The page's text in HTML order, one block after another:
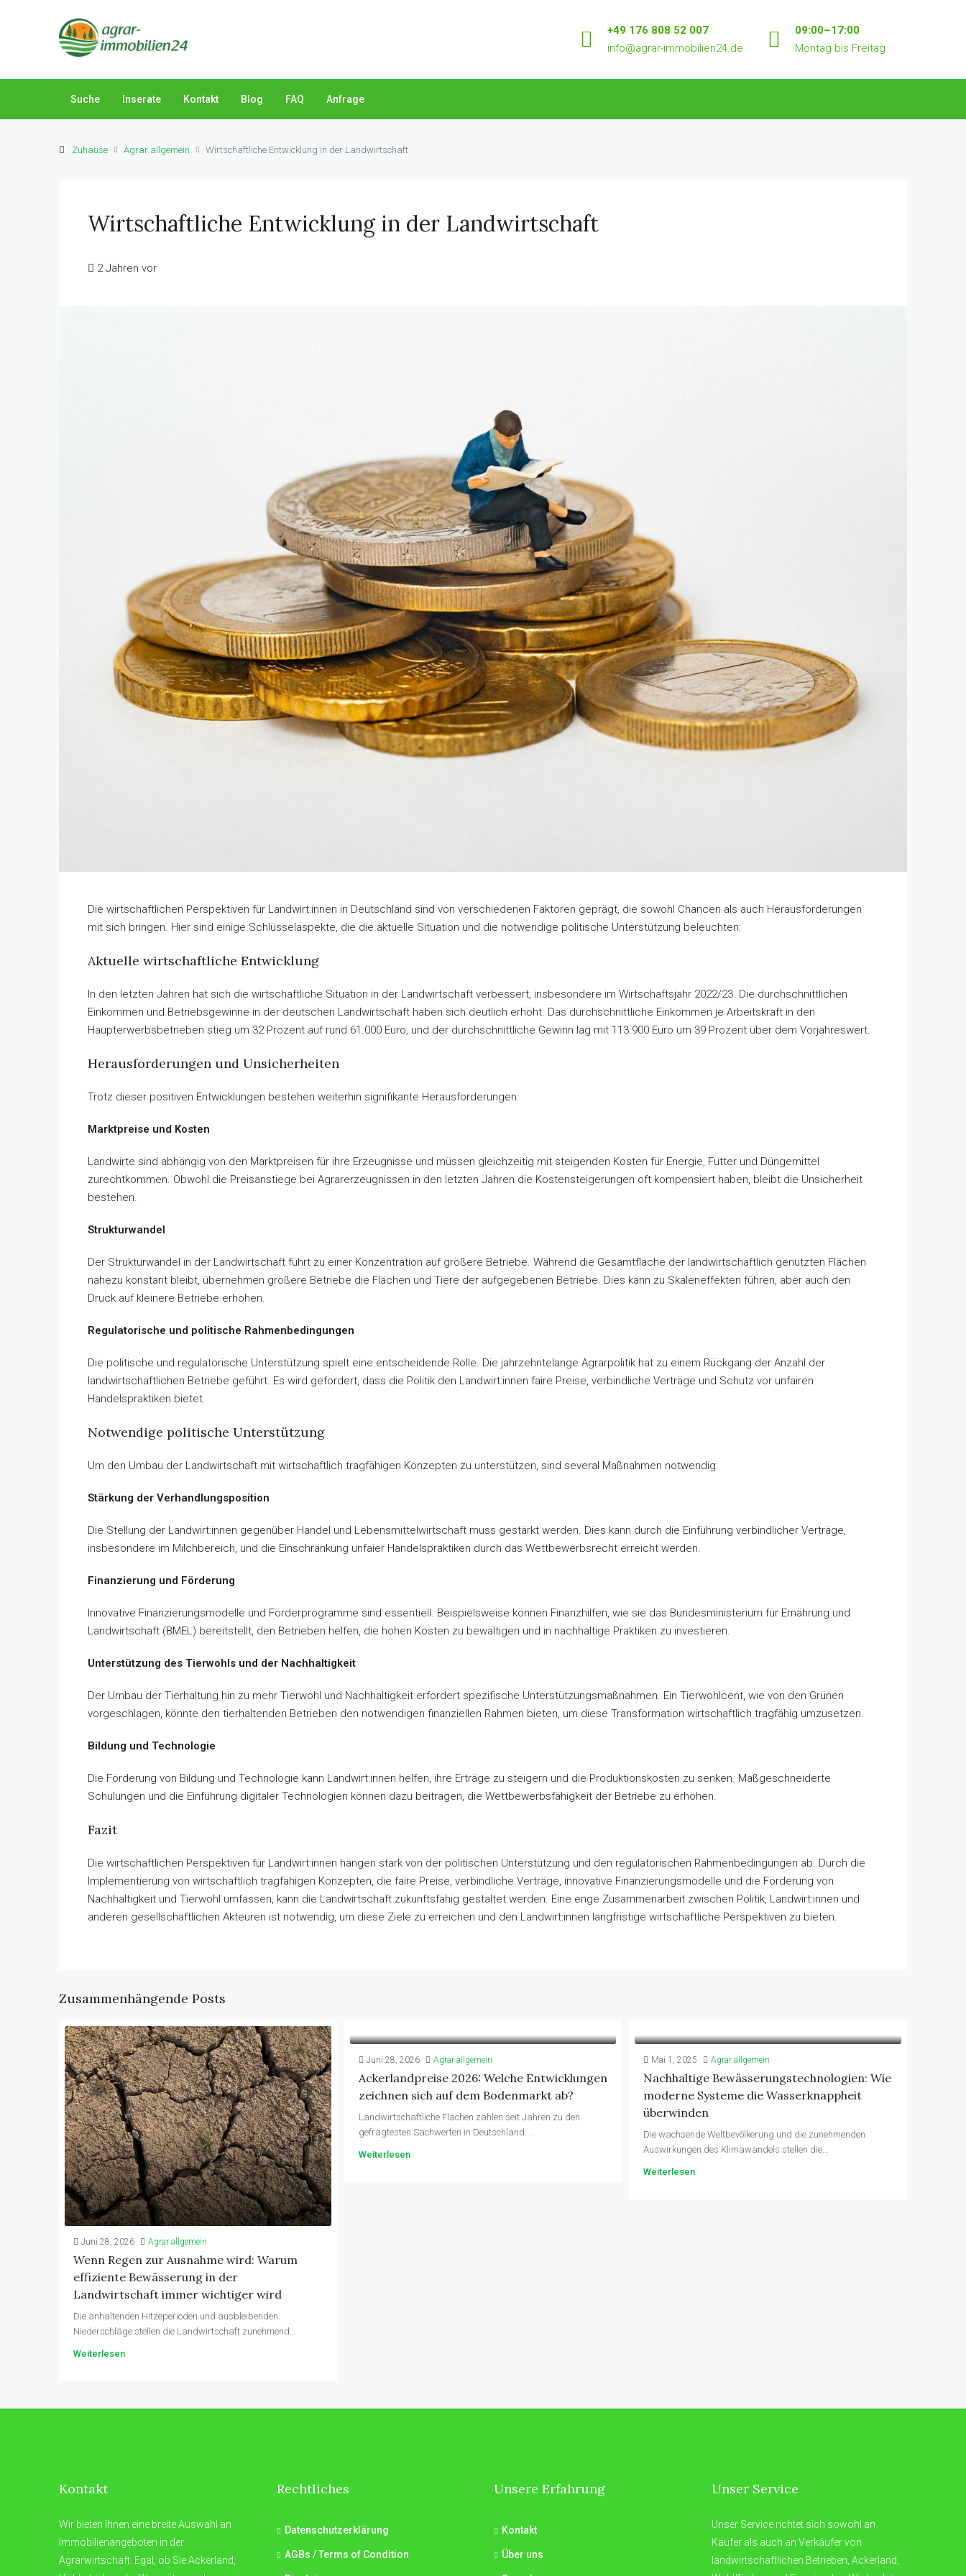
+49 176 808 52 007
info@agrar-immobilien24.de
09:00–17:00
Montag bis Freitag
Suche Inserate Kontakt Blog FAQ Anfrage
Zuhause Agrar allgemein Wirtschaftliche Entwicklung in der Landwirtschaft
Wirtschaftliche Entwicklung in der Landwirtschaft
2 Jahren vor
Die wirtschaftlichen Perspektiven für Landwirt:innen in Deutschland sind von verschiedenen Faktoren geprägt, die sowohl Chancen als auch Herausforderungen
mit sich bringen. Hier sind einige Schlüsselaspekte, die die aktuelle Situation und die notwendige politische Unterstützung beleuchten:
Aktuelle wirtschaftliche Entwicklung
In den letzten Jahren hat sich die wirtschaftliche Situation in der Landwirtschaft verbessert, insbesondere im Wirtschaftsjahr 2022/23. Die durchschnittlichen
Einkommen und Betriebsgewinne in der deutschen Landwirtschaft haben sich deutlich erhöht. Das durchschnittliche Einkommen je Arbeitskraft in den
Haupterwerbsbetrieben stieg um 32 Prozent auf rund 61.000 Euro, und der durchschnittliche Gewinn lag mit 113.900 Euro um 39 Prozent über dem Vorjahreswert.
Herausforderungen und Unsicherheiten
Trotz dieser positiven Entwicklungen bestehen weiterhin signifikante Herausforderungen:
Marktpreise und Kosten
Landwirte sind abhängig von den Marktpreisen für ihre Erzeugnisse und müssen gleichzeitig mit steigenden Kosten für Energie, Futter und Düngemittel
zurechtkommen. Obwohl die Preisanstiege bei Agrarerzeugnissen in den letzten Jahren die Kostensteigerungen oft kompensiert haben, bleibt die Unsicherheit
bestehen.
Strukturwandel
Der Strukturwandel in der Landwirtschaft führt zu einer Konzentration auf größere Betriebe. Während die Gesamtfläche der landwirtschaftlich genutzten Flächen
nahezu konstant bleibt, übernehmen größere Betriebe die Flächen und Tiere der aufgegebenen Betriebe. Dies kann zu Skaleneffekten führen, aber auch den
Druck auf kleinere Betriebe erhöhen.
Regulatorische und politische Rahmenbedingungen
Die politische und regulatorische Unterstützung spielt eine entscheidende Rolle. Die jahrzehntelange Agrarpolitik hat zu einem Rückgang der Anzahl der
landwirtschaftlichen Betriebe geführt. Es wird gefordert, dass die Politik den Landwirt:innen faire Preise, verbindliche Verträge und Schutz vor unfairen
Handelspraktiken bietet.
Notwendige politische Unterstützung
Um den Umbau der Landwirtschaft mit wirtschaftlich tragfähigen Konzepten zu unterstützen, sind several Maßnahmen notwendig:
Stärkung der Verhandlungsposition
Die Stellung der Landwirt:innen gegenüber Handel und Lebensmittelwirtschaft muss gestärkt werden. Dies kann durch die Einführung verbindlicher Verträge,
insbesondere im Milchbereich, und die Einschränkung unfaier Handelspraktiken durch das Wettbewerbsrecht erreicht werden.
Finanzierung und Förderung
Innovative Finanzierungsmodelle und Förderprogramme sind essentiell. Beispielsweise können Finanzhilfen, wie sie das Bundesministerium für Ernährung und
Landwirtschaft (BMEL) bereitstellt, den Betrieben helfen, die hohen Kosten zu bewältigen und in nachhaltige Praktiken zu investieren.
Unterstützung des Tierwohls und der Nachhaltigkeit
Der Umbau der Tierhaltung hin zu mehr Tierwohl und Nachhaltigkeit erfordert spezifische Unterstützungsmaßnahmen. Ein Tierwohlcent, wie von den Grünen
vorgeschlagen, könnte den tierhaltenden Betrieben den notwendigen finanziellen Rahmen bieten, um diese Transformation wirtschaftlich tragfähig umzusetzen.
Bildung und Technologie
Die Förderung von Bildung und Technologie kann Landwirt:innen helfen, ihre Erträge zu steigern und die Produktionskosten zu senken. Maßgeschneiderte
Schulungen und die Einführung digitaler Technologien können dazu beitragen, die Wettbewerbsfähigkeit der Betriebe zu erhöhen.
Fazit
Die wirtschaftlichen Perspektiven für Landwirt:innen hängen stark von der politischen Unterstützung und den regulatorischen Rahmenbedingungen ab. Durch die
Implementierung von wirtschaftlich tragfähigen Konzepten, die faire Preise, verbindliche Verträge, innovative Finanzierungsmodelle und die Förderung von
Nachhaltigkeit und Tierwohl umfassen, kann die Landwirtschaft zukunftsfähig gestaltet werden. Eine enge Zusammenarbeit zwischen Politik, Landwirt:innen und
anderen gesellschaftlichen Akteuren ist notwendig, um diese Ziele zu erreichen und den Landwirt:innen langfristige wirtschaftliche Perspektiven zu bieten.
Zusammenhängende Posts
Juni 28, 2026 Agrar allgemein
Wenn Regen zur Ausnahme wird: Warum
effiziente Bewässerung in der
Landwirtschaft immer wichtiger wird
Die anhaltenden Hitzeperioden und ausbleibenden
Niederschläge stellen die Landwirtschaft zunehmend...
Weiterlesen
Juni 28, 2026 Agrar allgemein
Ackerlandpreise 2026: Welche Entwicklungen
zeichnen sich auf dem Bodenmarkt ab?
Landwirtschaftliche Flächen zählen seit Jahren zu den
gefragtesten Sachwerten in Deutschland....
Weiterlesen
Mai 1, 2025 Agrar allgemein
Nachhaltige Bewässerungstechnologien: Wie
moderne Systeme die Wasserknappheit
überwinden
Die wachsende Weltbevölkerung und die zunehmenden
Auswirkungen des Klimawandels stellen die...
Weiterlesen
Kontakt
Wir bieten Ihnen eine breite Auswahl an
Immobilienangeboten in der
Agrarwirtschaft. Egal, ob Sie Ackerland,
Rechtliches
Datenschutzerklärung
AGBs / Terms of Condition
Unsere Erfahrung
Kontakt
Über uns
Unser Service
Unser Service richtet sich sowohl an
Käufer als auch an Verkäufer von
landwirtschaftlichen Betrieben, Ackerland,